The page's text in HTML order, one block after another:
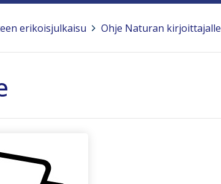
erikoisjulkaisu Ohje Naturan kirjoittajalle